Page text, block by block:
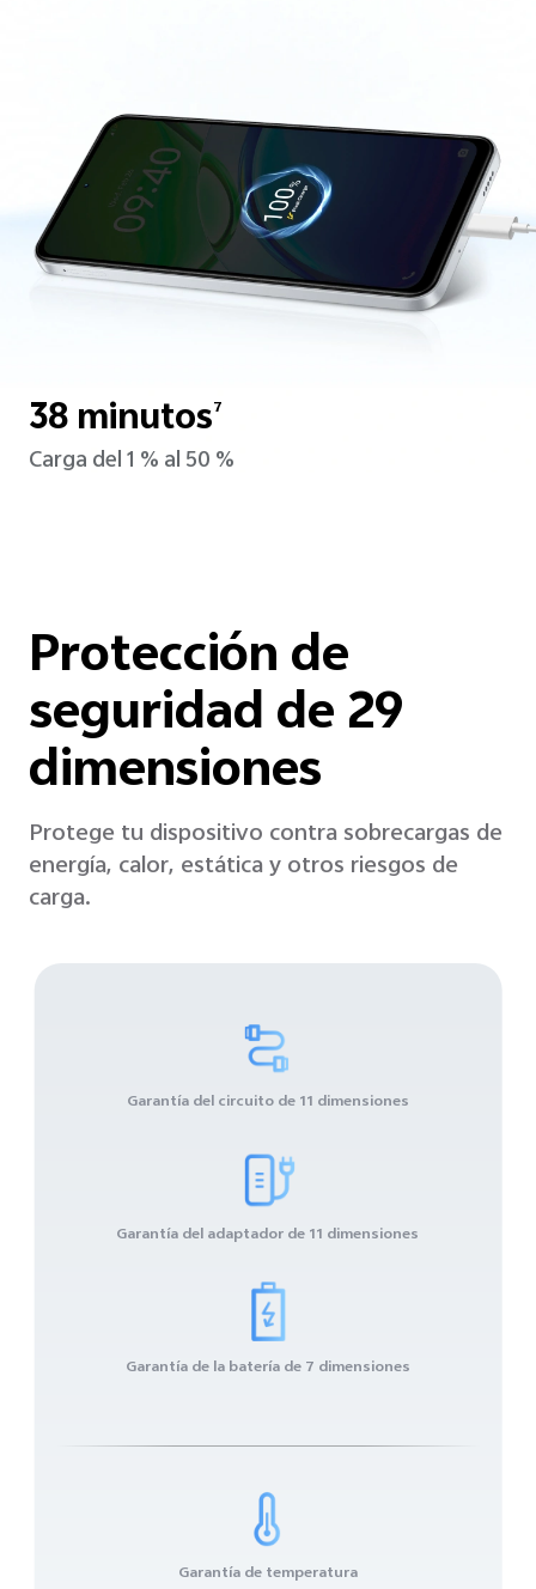
38 minutos7
Carga del 1 % al 50 %
Protección de
seguridad de 29
dimensiones
Protege tu dispositivo contra sobrecargas de
energía, calor, estática y otros riesgos de
carga.
Garantía del circuito de 11 dimensiones
Garantía del adaptador de 11 dimensiones
Garantía de la batería de 7 dimensiones
Garantía de temperatura